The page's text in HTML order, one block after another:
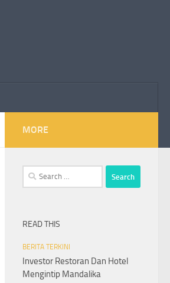
MORE
Search
for:
READ THIS
BERITA TERKINI
Investor Restoran Dan Hotel
Mengintip Mandalika